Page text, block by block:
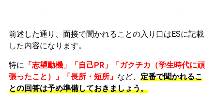
前述した通り、面接で聞かれることの入り口はESに記載
した内容になります。
特に 「志望動機」「自己PR」「ガクチカ（学生時代に頑
張ったこと）」「長所・短所」 など、 定番で聞かれるこ
との回答は予め準備しておきましょう。